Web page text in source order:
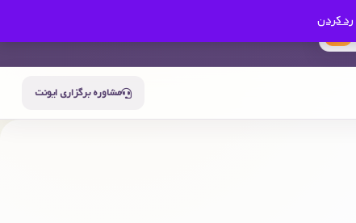
رد کردن
مشاوره برگزاری ایونت